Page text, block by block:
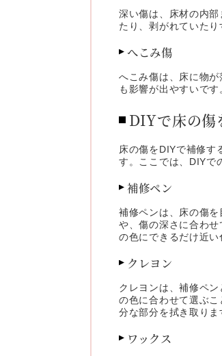
深い傷は、床材の内
たり、剥がれていた
へこみ傷
へこみ傷は、床に物
も影響が出やすいで
DIYで床の傷
床の傷をDIYで補修す
す。ここでは、DIYで
補修ペン
補修ペンは、床の傷
や、傷の深さに合わ
の色にできるだけ近い
クレヨン
クレヨンは、補修ペ
の色に合わせて選ぶ
分な部分を拭き取りま
ワックス